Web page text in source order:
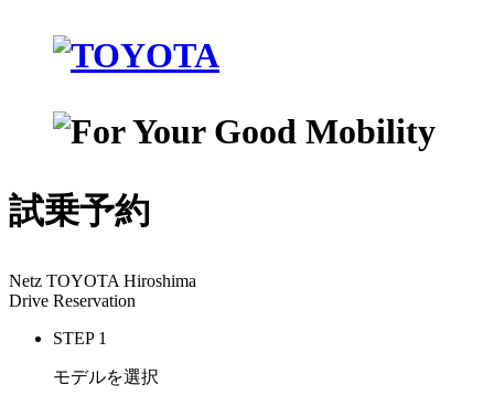
試乗予約
Netz TOYOTA Hiroshima
Drive Reservation
STEP 1
モデルを選択